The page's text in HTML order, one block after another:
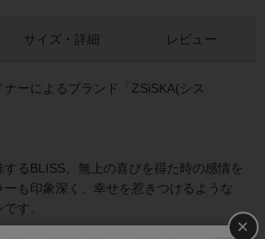
ーによるブランド「ZSiSKA(シス
るBLISS。無上の喜びを得た時の感情を
ーも印象深く、幸せを惹きつけるような
す。
サイズ・詳細 レビュー
×